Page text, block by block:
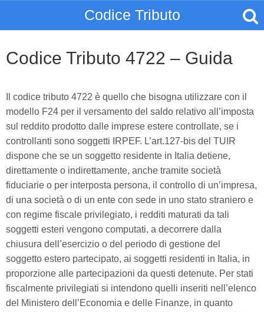
Codice Tributo
Codice Tributo 4722 – Guida
Il codice tributo 4722 è quello che bisogna utilizzare con il
modello F24 per il versamento del saldo relativo all’imposta
sul reddito prodotto dalle imprese estere controllate, se i
controllanti sono soggetti IRPEF. L’art.127-bis del TUIR
dispone che se un soggetto residente in Italia detiene,
direttamente o indirettamente, anche tramite società
fiduciarie o per interposta persona, il controllo di un’impresa,
di una società o di un ente con sede in uno stato straniero e
con regime fiscale privilegiato, i redditi maturati da tali
soggetti esteri vengono computati, a decorrere dalla
chiusura dell’esercizio o del periodo di gestione del
soggetto estero partecipato, ai soggetti residenti in Italia, in
proporzione alle partecipazioni da questi detenute. Per stati
fiscalmente privilegiati si intendono quelli inseriti nell’elenco
del Ministero dell’Economia e delle Finanze, in quanto